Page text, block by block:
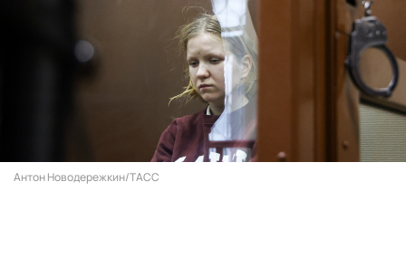
Антон Новодережкин/ТАСС